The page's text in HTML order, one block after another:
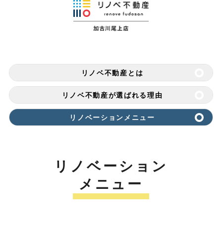
リノベ不動産とは
リノベ不動産が選ばれる理由
リノベーションメニュー
リノベーション
メニュー